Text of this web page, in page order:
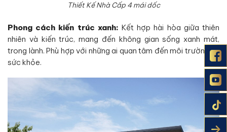
Thiết Kế Nhà Cấp 4 mái dốc
Phong cách kiến trúc xanh: Kết hợp hài hòa giữa thiên
nhiên và kiến trúc, mang đến không gian sống xanh mát,
trong lành. Phù hợp với những ai quan tâm đến môi trường và
sức khỏe.